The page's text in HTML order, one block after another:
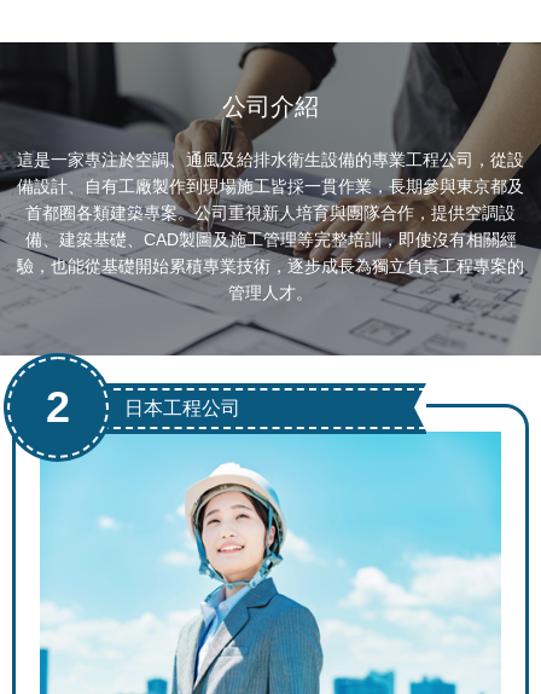
公司介紹
這是一家專注於空調、通風及給排水衛生設備的專業工程公司，從設
備設計、自有工廠製作到現場施工皆採一貫作業，長期參與東京都及
首都圈各類建築專案。公司重視新人培育與團隊合作，提供空調設
備、建築基礎、CAD製圖及施工管理等完整培訓，即使沒有相關經
驗，也能從基礎開始累積專業技術，逐步成長為獨立負責工程專案的
管理人才。
日本工程公司
2